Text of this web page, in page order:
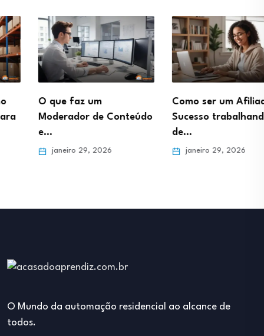
O que faz um
Moderador de Conteúdo
janeiro 29, 2026
Como ser um Afiliado de
Sucesso trabalhando
janeiro 29, 2026
O Mundo da automação residencial ao alcance de
todos.